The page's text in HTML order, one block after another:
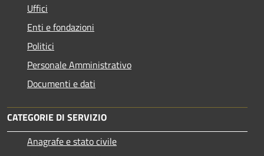
Uffici
Enti e fondazioni
Politici
Personale Amministrativo
Documenti e dati
CATEGORIE DI SERVIZIO
Anagrafe e stato civile